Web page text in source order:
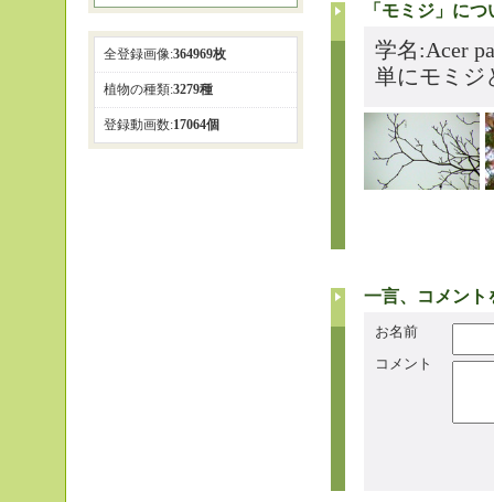
「モミジ」につ
学名:Acer
単にモミジ
一言、コメント
お名前
コメント
全登録画像:364969枚
植物の種類:3279種
登録動画数:17064個